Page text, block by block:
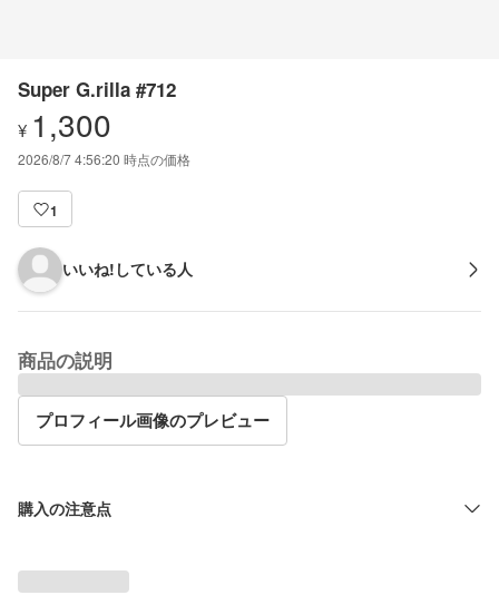
Super G.rilla #712
¥ 1,300
2026/8/7 4:56:20 時点の価格
1
いいね!している人
商品の説明
プロフィール画像のプレビュー
購入の注意点